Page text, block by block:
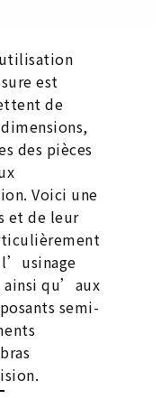
est
de
des pièces
Voici une
et de leur
l’usinage
ainsi qu’aux
semi-